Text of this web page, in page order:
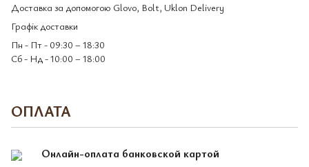
Доставка за допомогою Glovo, Bolt, Uklon Delivery
Графік доставки
Пн - Пт - 09:30 – 18:30
Сб - Нд - 10:00 – 18:00
ОПЛАТА
Онлайн-оплата банковской картой